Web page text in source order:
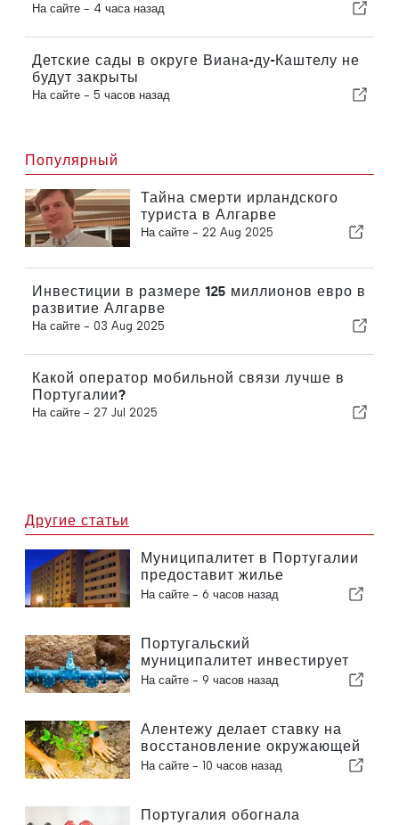
На сайте - 4 часа назад
Детские сады в округе Виана-ду-Каштелу не
будут закрыты
На сайте - 5 часов назад
Популярный
Тайна смерти ирландского
туриста в Алгарве
На сайте - 22 Aug 2025
Инвестиции в размере 125 миллионов евро в
развитие Алгарве
На сайте - 03 Aug 2025
Какой оператор мобильной связи лучше в
Португалии?
На сайте - 27 Jul 2025
Другие статьи
Муниципалитет в Португалии
предоставит жилье
гражданам
На сайте - 6 часов назад
Португальский
муниципалитет инвестирует
более 190 000 евро в систему
На сайте - 9 часов назад
Алентежу делает ставку на
восстановление окружающей
среды за счет европейских
На сайте - 10 часов назад
Португалия обогнала